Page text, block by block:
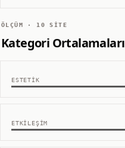
ÖLÇÜM · 10 SITE
Kategori Ortalamaları
ESTETIK
ETKILEŞIM